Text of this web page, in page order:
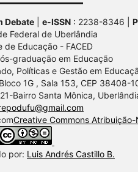
Debate| e-ISSN: 2238-8346 |
Federal de Uberlândia
de Educação - FACED
graduação em Educação
Políticas e Gestão em
1G , Sala 153, CEP 38408-
Bairro Santa Mônica,
Creative Commons
por: Luis Andrés Castillo B.